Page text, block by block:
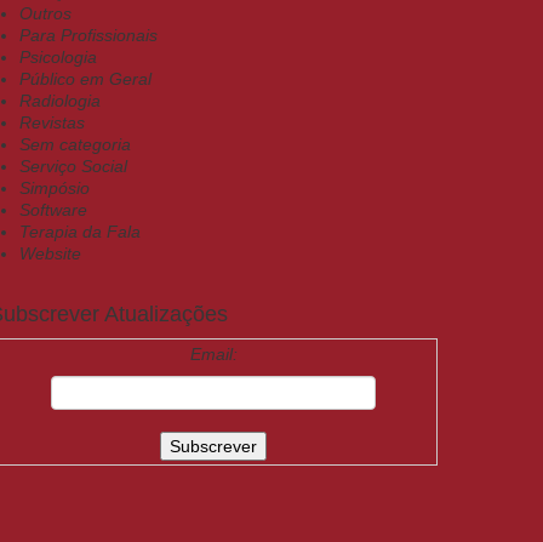
Outros
Para Profissionais
Psicologia
Público em Geral
Radiologia
Revistas
Sem categoria
Serviço Social
Simpósio
Software
Terapia da Fala
Website
Atualizações
Email: